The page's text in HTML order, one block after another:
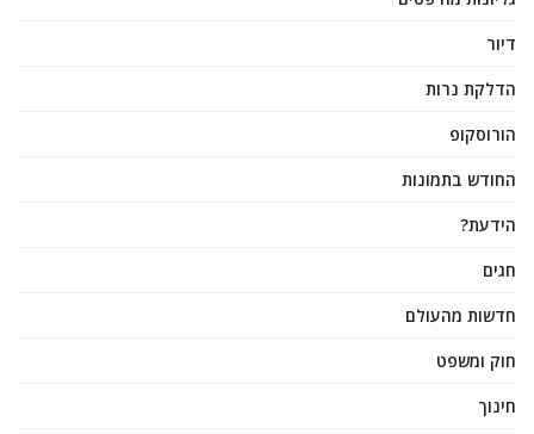
דיור
הדלקת נרות
הורוסקופ
החודש בתמונות
הידעת?
חגים
חדשות מהעולם
חוק ומשפט
חינוך